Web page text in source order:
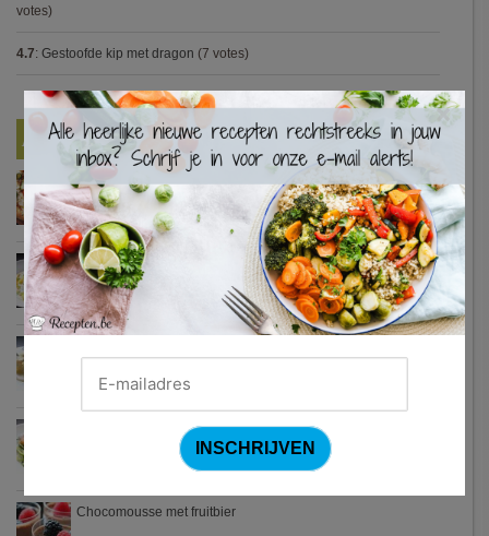
votes)
4.7: Gestoofde kip met dragon (7 votes)
Nieuwste Recepten
Turkse pizza met halloumi en courgette
Waterzooi van pladijs met venkel (Colruyt)
Courgetti met paprikasaus en halloumi (Sandra Bekkari)
Chocomousse met fruitbier
×